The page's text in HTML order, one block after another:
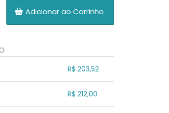
Adicionar ao Carrinho
R$ 203,52
R$ 212,00